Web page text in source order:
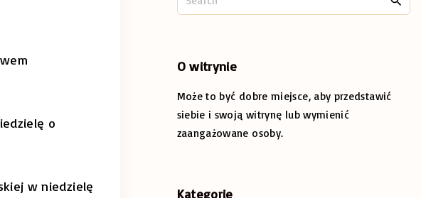
o
w niedzielę
e
O witrynie
Może to być dobre miejsce, aby przedstawić
siebie i swoją witrynę lub wymienić
zaangażowane osoby.
Kategorie